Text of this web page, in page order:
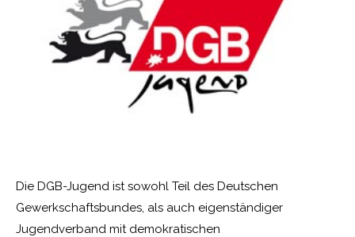
Die DGB-Jugend ist sowohl Teil des Deutschen
Gewerkschaftsbundes, als auch eigenständiger
Jugendverband mit demokratischen